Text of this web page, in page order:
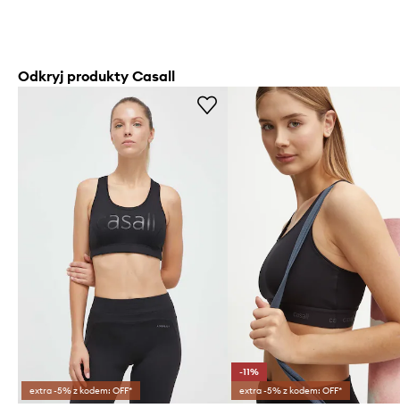
Odkryj produkty Casall
extra -5% z kodem: OFF*
-11%
extra -5% z kodem: OFF*